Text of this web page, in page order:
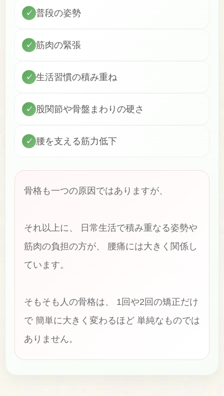
✓ 普段の姿勢
✓ 筋肉の緊張
✓ 生活習慣の積み重ね
✓ 股関節や骨盤まわりの硬さ
✓ 腰を支える筋力低下
骨格も一つの原因ではありますが、
それ以上に、 日常生活で積み重なる姿勢や
筋肉の負担の方が、 腰痛には大きく関係し
ています。
そもそも人の骨格は、 1回や2回の矯正だけ
で 簡単に大きく変わるほど 単純なものでは
ありません。